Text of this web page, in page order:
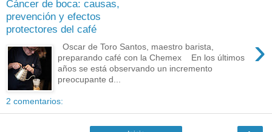
Cáncer de boca: causas,
prevención y efectos
protectores del café
›
Oscar de Toro Santos, maestro barista,
preparando café con la Chemex En los últimos
años se está observando un incremento
preocupante d...
2 comentarios: